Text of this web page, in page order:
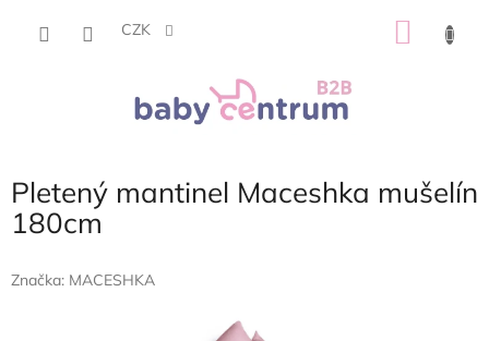
CZK
Pletený mantinel Maceshka mušelín
180cm
Značka: MACESHKA